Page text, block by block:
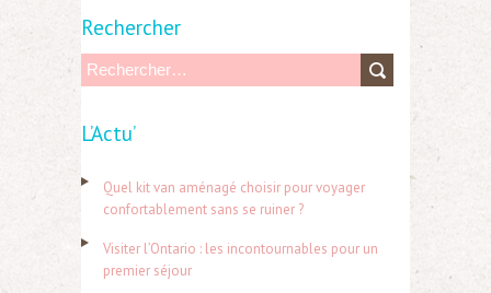
Rechercher
L’Actu’
Quel kit van aménagé choisir pour voyager
confortablement sans se ruiner ?
Visiter l’Ontario : les incontournables pour un
premier séjour